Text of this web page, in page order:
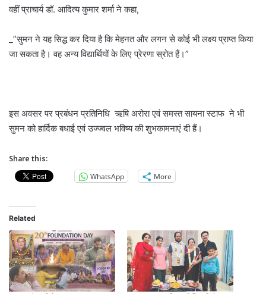
वहीं प्राचार्य डॉ. आदित्य कुमार शर्मा ने कहा,
_”सुमन ने यह सिद्ध कर दिया है कि मेहनत और लगन से कोई भी लक्ष्य प्राप्त किया
जा सकता है। वह अन्य विद्यार्थियों के लिए प्रेरणा स्रोत हैं।”
इस अवसर पर प्रबंधन प्रतिनिधि ऋषि अरोरा एवं समस्त सायना स्टाफ ने भी
सुमन को हार्दिक बधाई एवं उज्ज्वल भविष्य की शुभकामनाएं दी हैं।
Share this:
WhatsApp
More
Related